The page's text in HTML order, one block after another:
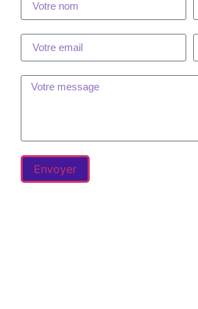
Envoyer